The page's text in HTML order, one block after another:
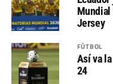
Mundial
Jersey
FÚTBOL
Así va
24